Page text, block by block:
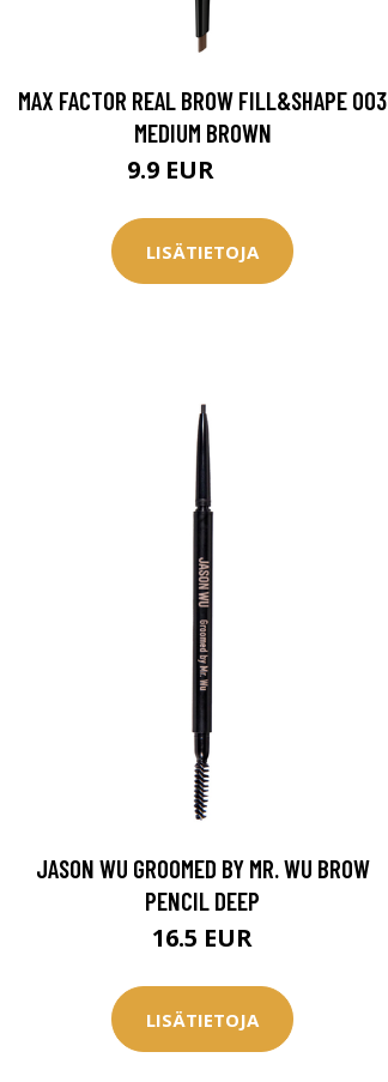
MAX FACTOR REAL BROW FILL&SHAPE 003
MEDIUM BROWN
9.9 EUR
LISÄTIETOJA
JASON WU GROOMED BY MR. WU BROW
PENCIL DEEP
16.5 EUR
LISÄTIETOJA
tuotteet -20 %!
kunvaraat